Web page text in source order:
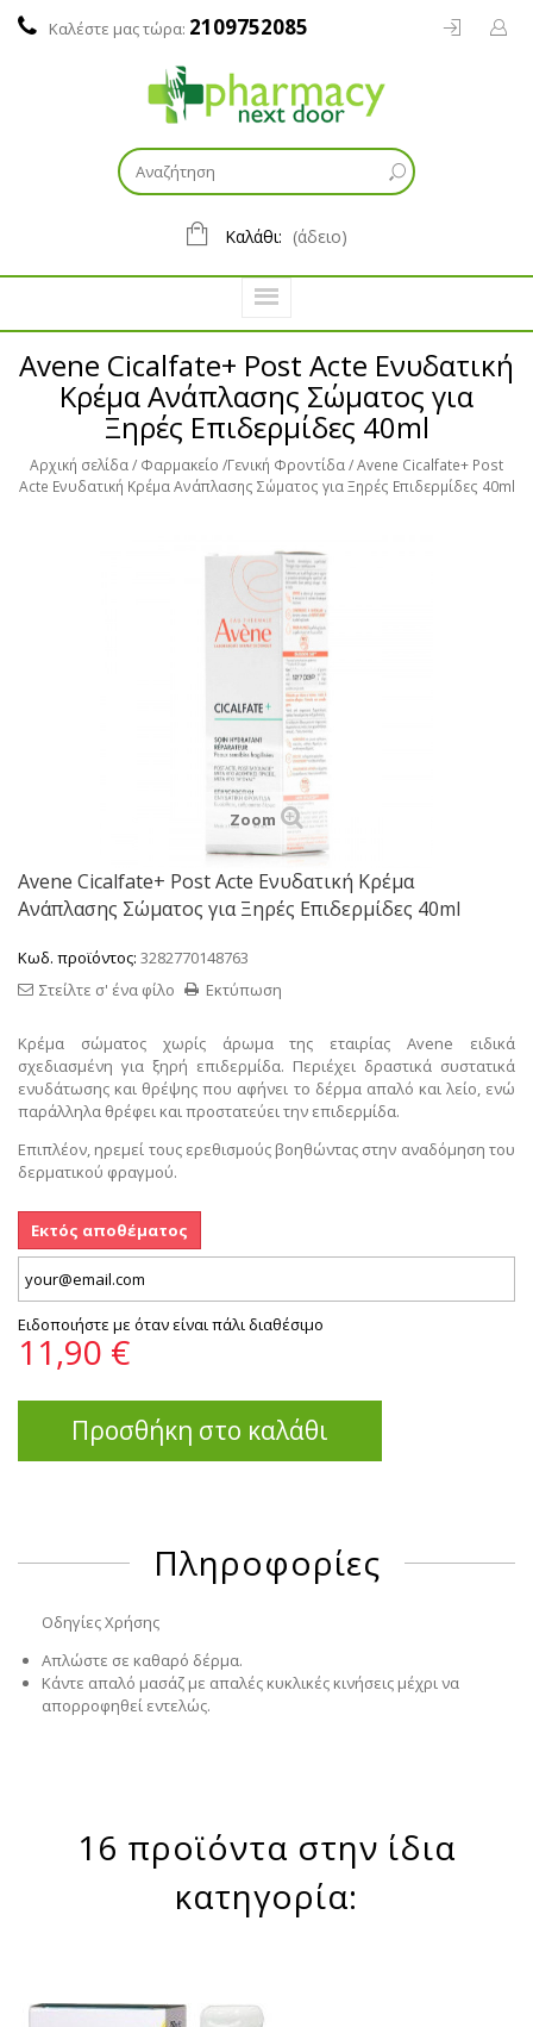
Καλέστε μας τώρα: 2109752085
Καλάθι: (άδειο)
Avene Cicalfate+ Post Acte Ενυδατική
Κρέμα Ανάπλασης Σώματος για
Ξηρές Επιδερμίδες 40ml
Αρχική σελίδα Φαρμακείο Γενική Φροντίδα Avene Cicalfate+ Post
Acte Ενυδατική Κρέμα Ανάπλασης Σώματος για Ξηρές Επιδερμίδες 40ml
Zoom
Avene Cicalfate+ Post Acte Ενυδατική Κρέμα
Ανάπλασης Σώματος για Ξηρές Επιδερμίδες 40ml
Κωδ. προϊόντος: 3282770148763
Εκτύπωση
Στείλτε σ' ένα φίλο
Κρέμα σώματος χωρίς άρωμα της εταιρίας Avene ειδικά
σχεδιασμένη για ξηρή επιδερμίδα. Περιέχει δραστικά συστατικά
ενυδάτωσης και θρέψης που αφήνει το δέρμα απαλό και λείο, ενώ
παράλληλα θρέφει και προστατεύει την επιδερμίδα.
Επιπλέον, ηρεμεί τους ερεθισμούς βοηθώντας στην αναδόμηση του
δερματικού φραγμού.
Εκτός αποθέματος
Ειδοποιήστε με όταν είναι πάλι διαθέσιμο
11,90 €
Προσθήκη στο καλάθι
Πληροφορίες
Οδηγίες Χρήσης
Απλώστε σε καθαρό δέρμα.
Κάντε απαλό μασάζ με απαλές κυκλικές κινήσεις μέχρι να
απορροφηθεί εντελώς.
16 προϊόντα στην ίδια
κατηγορία: